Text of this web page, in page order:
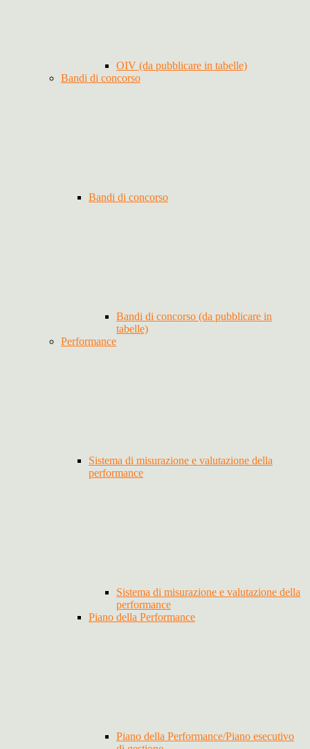
OIV (da pubblicare in tabelle)
Bandi di concorso
Bandi di concorso
Bandi di concorso (da pubblicare in
tabelle)
Performance
Sistema di misurazione e valutazione della
performance
Sistema di misurazione e valutazione della
performance
Piano della Performance
Piano della Performance/Piano esecutivo